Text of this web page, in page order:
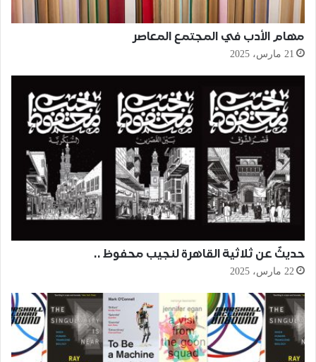
مهام الأدب في المجتمع المعاصر
21 مارس، 2025
حديثٌ عن ثلاثية القاهرة لنجيب محفوظ ..
22 مارس، 2025